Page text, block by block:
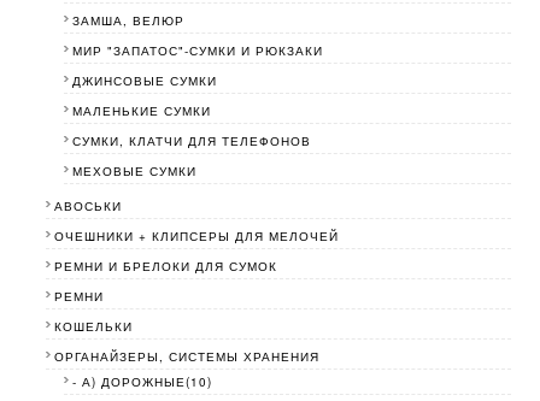
ЗАМША, ВЕЛЮР
МИР "ЗАПАТОС"-СУМКИ И РЮКЗАКИ
ДЖИНСОВЫЕ СУМКИ
МАЛЕНЬКИЕ СУМКИ
СУМКИ, КЛАТЧИ ДЛЯ ТЕЛЕФОНОВ
МЕХОВЫЕ СУМКИ
АВОСЬКИ
ОЧЕШНИКИ + КЛИПСЕРЫ ДЛЯ МЕЛОЧЕЙ
РЕМНИ И БРЕЛОКИ ДЛЯ СУМОК
РЕМНИ
КОШЕЛЬКИ
ОРГАНАЙЗЕРЫ, СИСТЕМЫ ХРАНЕНИЯ
- А) ДОРОЖНЫЕ(10)